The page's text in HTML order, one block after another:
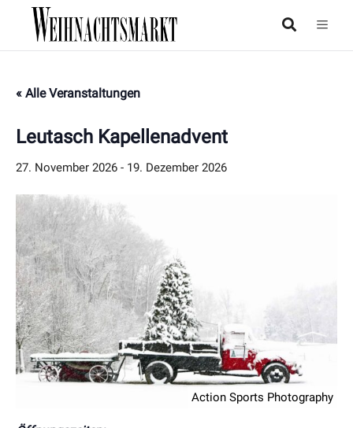
« Alle Veranstaltungen
Leutasch Kapellenadvent
27. November 2026 - 19. Dezember 2026
Action Sports Photography